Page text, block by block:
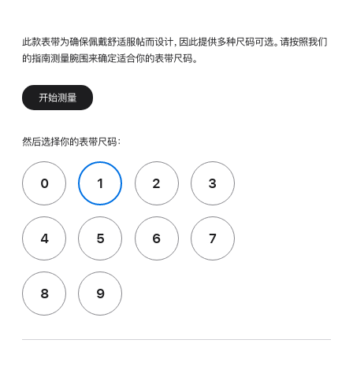
此款表带为确保佩戴舒适服帖而设计，因此提供多种尺码可选。请按照我们
的指南测量腕围来确定适合你的表带尺码。
开始测量
然后选择你的表带尺码：
0 1 2 3
4 5 6 7
8 9